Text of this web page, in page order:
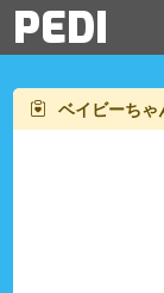
PEDI
ベイビーちゃ